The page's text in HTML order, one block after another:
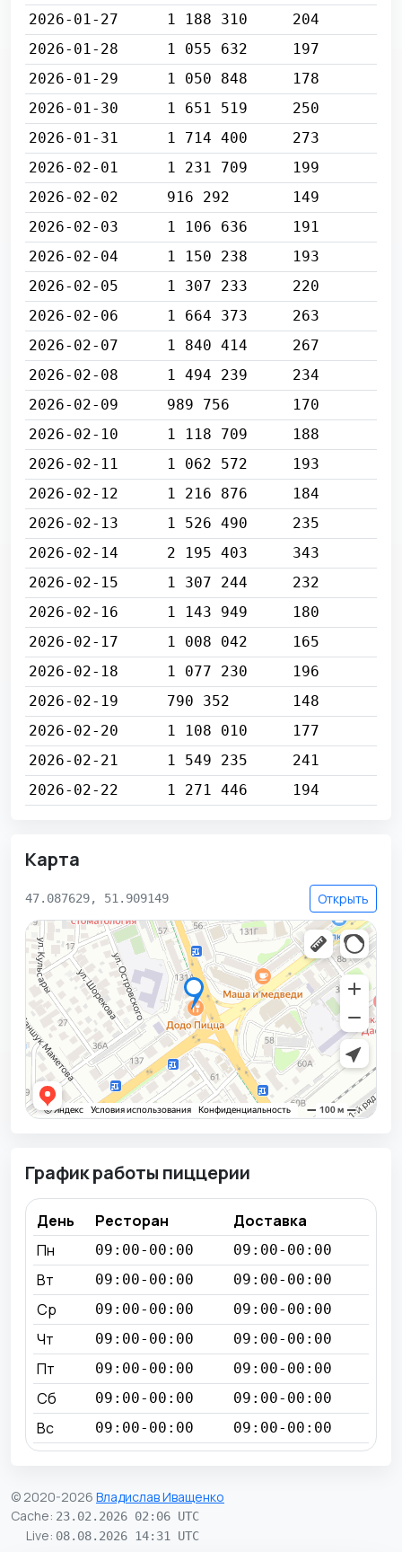
2026-01-27
1 188 310
204
2026-01-28
1 055 632
197
2026-01-29
1 050 848
178
2026-01-30
1 651 519
250
2026-01-31
1 714 400
273
2026-02-01
1 231 709
199
2026-02-02
916 292
149
2026-02-03
1 106 636
191
2026-02-04
1 150 238
193
2026-02-05
1 307 233
220
2026-02-06
1 664 373
263
2026-02-07
1 840 414
267
2026-02-08
1 494 239
234
2026-02-09
989 756
170
2026-02-10
1 118 709
188
2026-02-11
1 062 572
193
2026-02-12
1 216 876
184
2026-02-13
1 526 490
235
2026-02-14
2 195 403
343
2026-02-15
1 307 244
232
2026-02-16
1 143 949
180
2026-02-17
1 008 042
165
2026-02-18
1 077 230
196
2026-02-19
790 352
148
2026-02-20
1 108 010
177
2026-02-21
1 549 235
241
2026-02-22
1 271 446 194
Карта
47.087629, 51.909149 Открыть
График работы пиццерии
День Ресторан
Доставка
Пн
09:00-00:00 09:00-00:00
Вт 09:00-00:00 09:00-00:00
Ср 09:00-00:00 09:00-00:00
Чт 09:00-00:00 09:00-00:00
Пт 09:00-00:00 09:00-00:00
Сб 09:00-00:00 09:00-00:00
Вс 09:00-00:00 09:00-00:00
© 2020-2026 Владислав Иващенко
Cache: 23.02.2026 02:06 UTC
Live: 08.08.2026 14:31 UTC